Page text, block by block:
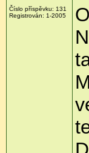
Číslo příspěvku: 131
Registrován: 1-2005